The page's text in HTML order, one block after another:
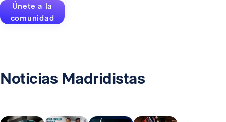
Únete a la
comunidad
Noticias Madridistas